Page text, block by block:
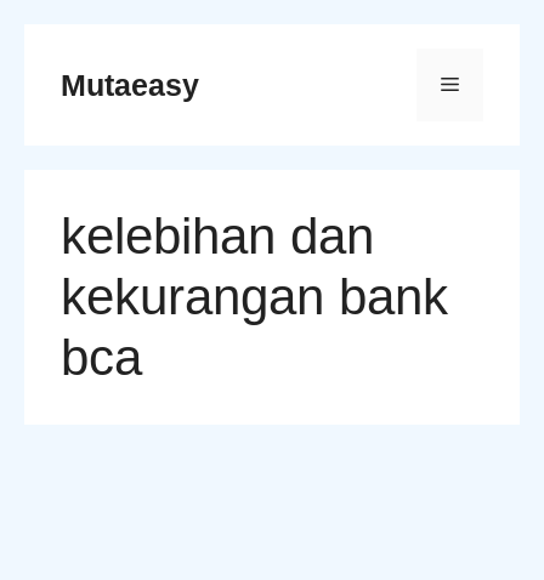
contentMutaeasy Menu
kelebihan dan
kekurangan bank
bca